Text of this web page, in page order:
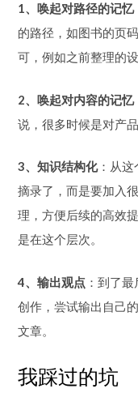
1、唤起对路径的记忆
的路径，如图书的页
可，例如之前整理的
2、唤起对内容的记忆
说，很多时候是对产
3、知识结构化：从这
摘录了，而是要加入
理，方便后续的高效
是在这个层次。
4、输出观点：到了最
创作，尝试输出自己
文章。
我踩过的坑